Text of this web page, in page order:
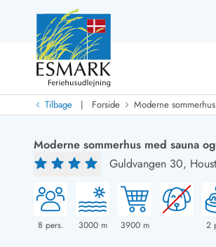
Last Minute
Last minute
Nyheder
Nyheder hos Esmark Med swimmingpool
Nyrenoverede sommerhuse
Sommerhuse med slutrengøring inklusive
Sommerhuse tæt ved vandet
Tilbage | Forside Moderne
Moderne sommerhus med sauna
Guldvangen 30,
8 pers. 3000m 3900m 2